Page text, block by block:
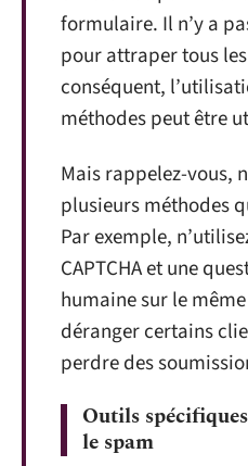
formulaire. Il n’y a
pour attraper tous
conséquent,
méthodes peut être
Mais rappelez-vous,
plusieurs méthodes
Par exemple,
CAPTCHA et une
humaine sur le
déranger certains
perdre des
Outils
le spam